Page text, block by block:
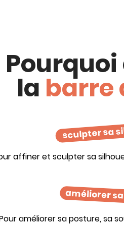
la barre
sculpter sa
affiner et sculpter sa
améliorer
améliorer sa posture, sa